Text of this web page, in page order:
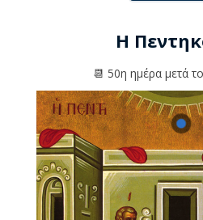
Η
📆 50η ημέρα μετά